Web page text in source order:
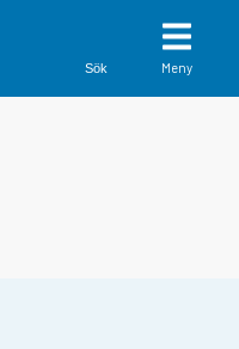
Sök Meny